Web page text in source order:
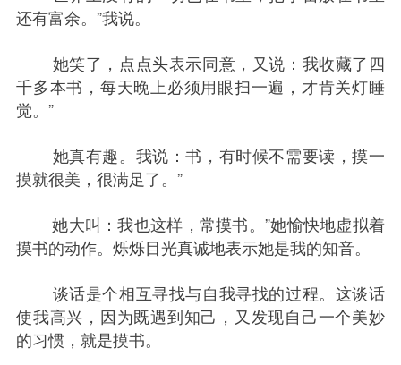
还有富余。”我说。
千多本书，每天晚上必须用眼扫一遍，才肯关灯睡
觉。”
摸就很美，很满足了。”
	她大叫：我也这样，常摸书。”她愉快地虚拟着
摸书的动作。烁烁目光真诚地表示她是我的知音。
使我高兴，因为既遇到知己，又发现自己一个美妙
的习惯，就是摸书。